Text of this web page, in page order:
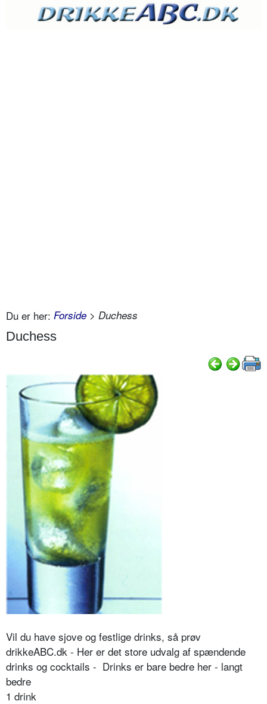
Du er her: Forside > Duchess
Duchess
Vil du have sjove og festlige drinks, så prøv
drikkeABC.dk - Her er det store udvalg af spændende
drinks og cocktails - Drinks er bare bedre her - langt
bedre
1 drink